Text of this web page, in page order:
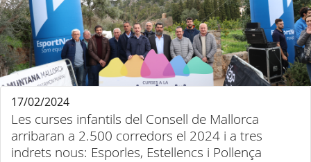
Les curses infantils del Consell de Mallorca
arribaran a 2.500 corredors el 2024 i a tres
indrets nous: Esporles, Estellencs i Pollença
17/02/2024